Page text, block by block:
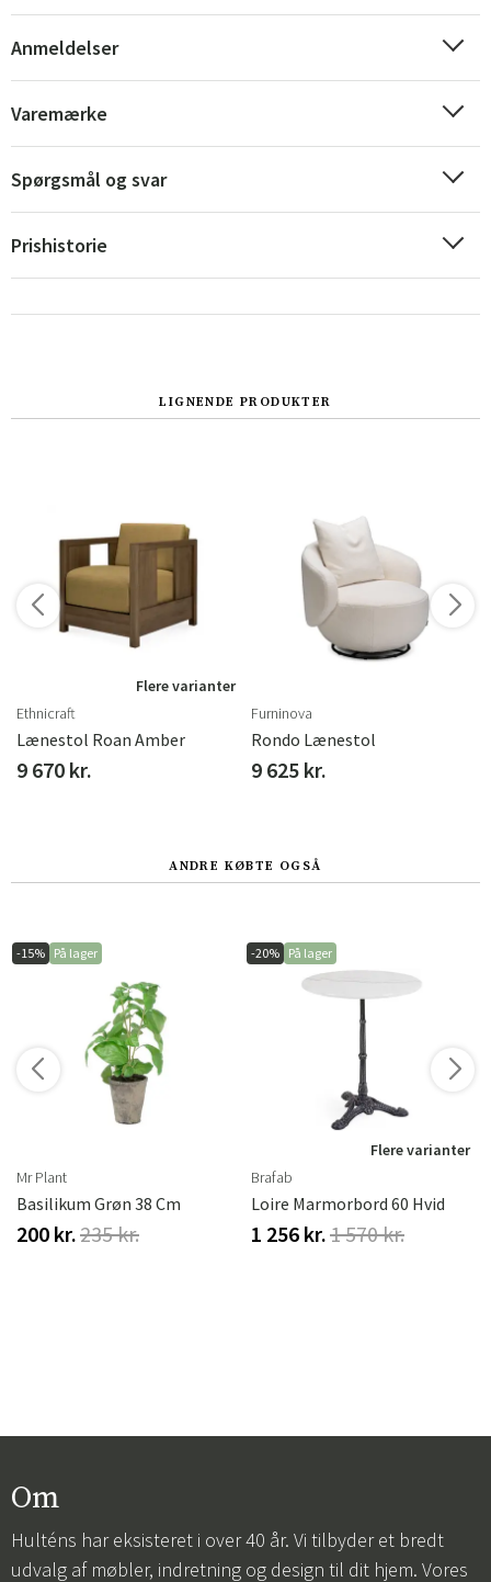
Norge
Suomi
Anmeldelser
Varemærke
Spørgsmål og svar
Prishistorie
LIGNENDE PRODUKTER
Flere varianter
Ethnicraft
Lænestol Roan Amber
9 670 kr.
Furninova
Rondo Lænestol
9 625 kr.
ANDRE KØBTE OGSÅ
-15% På lager
Mr Plant
Basilikum Grøn 38 Cm
200 kr.235 kr.
-20% På lager
Flere varianter
Brafab
Loire Marmorbord 60 Hvid
1 256 kr.1 570 kr.
Om
Hulténs har eksisteret i over 40 år. Vi tilbyder et bredt
udvalg af møbler, indretning og design til dit hjem. Vores